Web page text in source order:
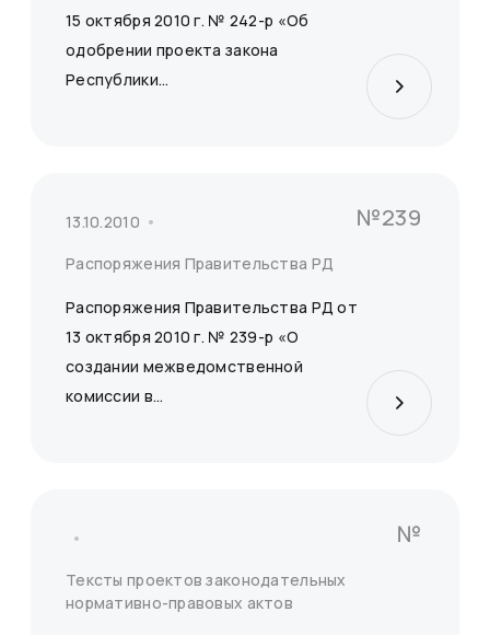
15 октября 2010 г. № 242-р «Об
одобрении проекта закона
Республики...
13.10.2010
Распоряжения Правительства РД
№239
Распоряжения Правительства РД от
13 октября 2010 г. № 239-р «О
создании межведомственной
комиссии в...
Тексты проектов законодательных
нормативно-правовых актов
№